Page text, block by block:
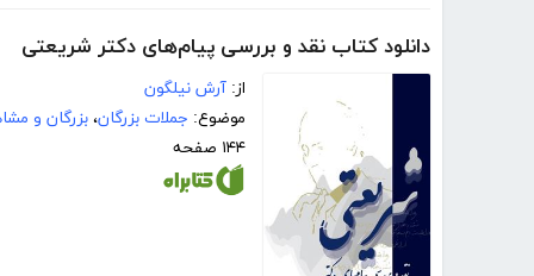
دانلود کتاب نقد و بررسی پیام‌های دکتر شریعتی
از: آرش نیلگون
موضوع: جملات بزرگان، بزرگان و
۱۴۴ صفحه